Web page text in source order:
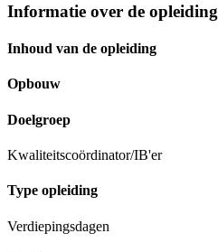
Informatie over de opleiding
Inhoud van de opleiding
Opbouw
Doelgroep
Kwaliteitscoördinator/IB'er
Type opleiding
Verdiepingsdagen